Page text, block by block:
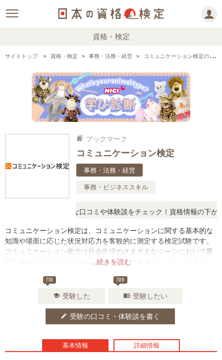
資格・検定
サイトトップ 資格・検定 事務・法務・経営 コミュニケーション検定の情報まとめ
bookmarks ブックマーク
コミュニケーション検定
事務・法務・経営
事務・ビジネススキル
ったら、リアルな口コミや体験談をチェック！資格情報の下からお
...続きを読む
コミュニケーション検定は、コミュニケーションに関する基本的な
知識や場面に応じた状況対応力を客観的に測定する検定試験です。
コミュニケーション能力は社会生活のさまざまなシーンにおいて重
要な基本スキルであるため、向上させたい素養の一つといえます。
710
school 受験した
709
menu_book 受験したい
edit 受験の口コミ・体験談を書く
基本情報 詳細情報